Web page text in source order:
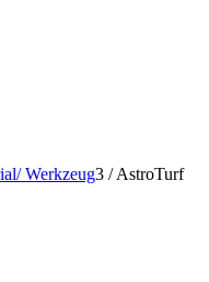
Werkzeug3 / AstroTurf